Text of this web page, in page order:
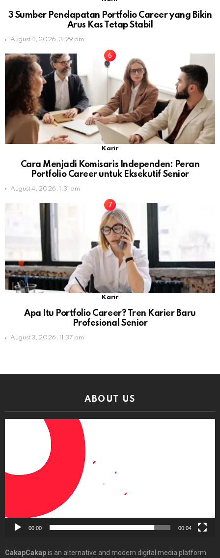
3 Sumber Pendapatan Portfolio Career yang Bikin
Arus Kas Tetap Stabil
August 4, 2026, 3:29 pm
Karir
Cara Menjadi Komisaris Independen: Peran
Portfolio Career untuk Eksekutif Senior
August 4, 2026, 1:31 am
Karir
Apa Itu Portfolio Career? Tren Karier Baru
Profesional Senior
August 3, 2026, 11:37 pm
ABOUT US
00:00 00:04
CakapCakapis an alternative and modern digital media platform